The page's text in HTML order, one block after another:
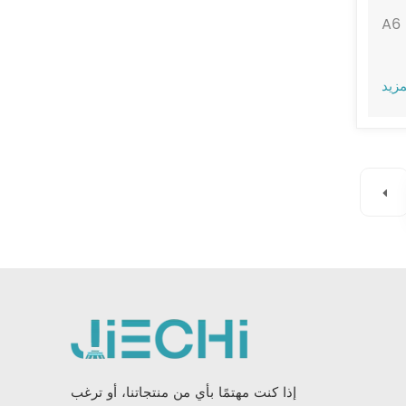
A6
إذا كنت مهتمًا بأي من منتجاتنا، أو ترغب